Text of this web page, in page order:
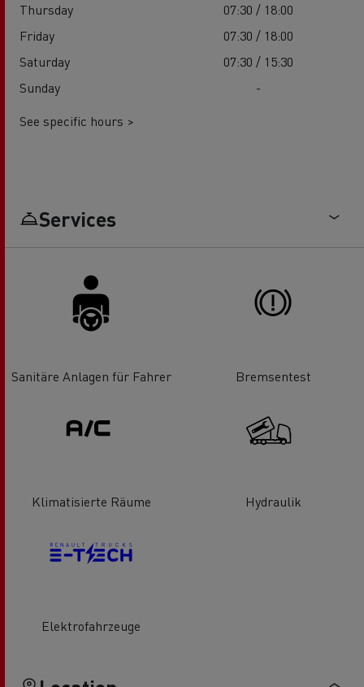
Thursday
07:30 / 18:00
Friday
07:30 / 18:00
Saturday
07:30 / 15:30
Sunday
-
See specific hours >
Services
Sanitäre Anlagen für Fahrer Bremsentest
Klimatisierte Räume Hydraulik
Elektrofahrzeuge